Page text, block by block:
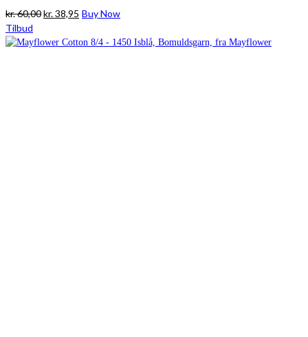
kr.60,00Den
pris
kr.38,95 Den
pris
Buy Now
Tilbud